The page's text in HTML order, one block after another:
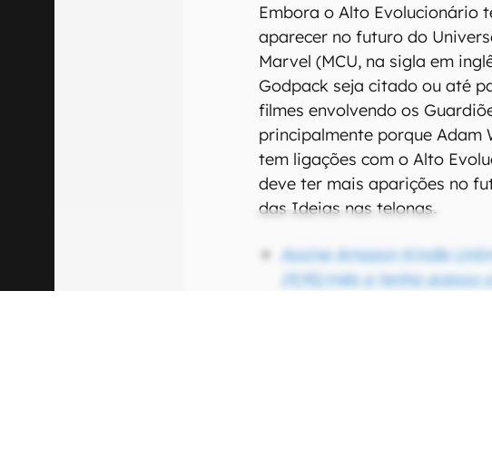
Embora o Alto Evolucionário
aparecer no futuro do
Marvel (MCU, na sigla em
Godpack seja citado ou até
filmes envolvendo os
principalmente porque Adam
tem ligações com o Alto
deve ter mais aparições no
das Ideias nas telonas.
Assine Amazon Kindle
19,90/mês e tenha acesso